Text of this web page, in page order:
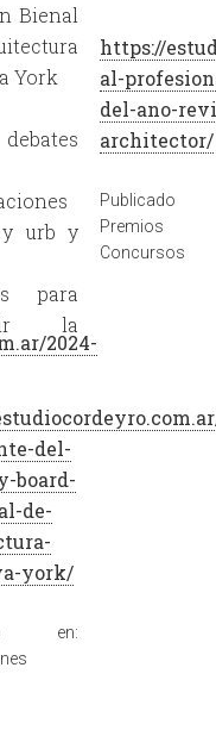
2024-
Bienal
York
urb y
para
la
del-
board-
de-
york/
en:
https://
al-
del-ano-
architector/
Publicado
Concursos